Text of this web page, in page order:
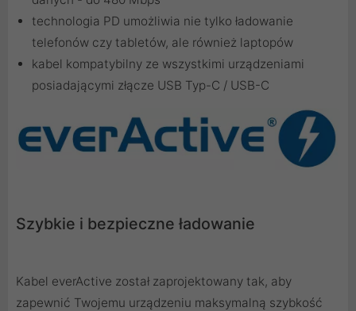
technologia PD umożliwia nie tylko ładowanie
telefonów czy tabletów, ale również laptopów
kabel kompatybilny ze wszystkimi urządzeniami
posiadającymi złącze USB Typ-C / USB-C
Szybkie i bezpieczne ładowanie
Kabel everActive został zaprojektowany tak, aby
zapewnić Twojemu urządzeniu maksymalną szybkość